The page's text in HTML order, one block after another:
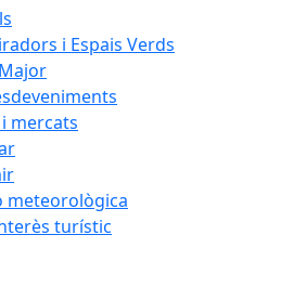
i Espais Verds
i mercats
meteorològica
turístic